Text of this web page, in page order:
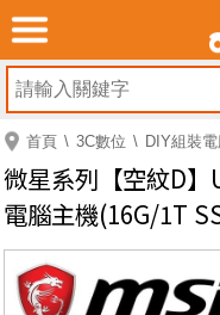
首頁 3C數位 DIY組裝
微星系列【空紋D
電腦主機(16G/1T